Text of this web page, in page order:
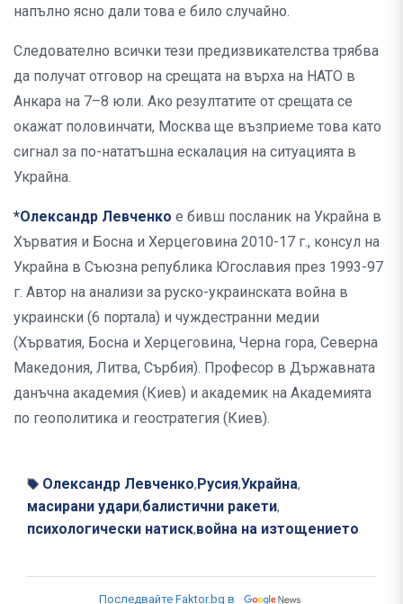
напълно ясно дали това е било случайно.
Следователно всички тези предизвикателства трябва
да получат отговор на срещата на върха на НАТО в
Анкара на 7–8 юли. Ако резултатите от срещата се
окажат половинчати, Москва ще възприеме това като
сигнал за по-нататъшна ескалация на ситуацията в
Украйна.
*Олександр Левченко е бивш посланик на Украйна в
Хърватия и Босна и Херцеговина 2010-17 г., консул на
Украйна в Съюзна република Югославия през 1993-97
г. Автор на анализи за руско-украинската война в
украински (6 портала) и чуждестранни медии
(Хърватия, Босна и Херцеговина, Черна гора, Северна
Македония, Литва, Сърбия). Професор в Държавната
данъчна академия (Киев) и академик на Академията
по геополитика и геостратегия (Киев).
Олександр Левченко, Русия,Украйна,
масирани удари,балистични ракети,
психологически натиск,война на изтощението
Последвайте Faktor.bg в